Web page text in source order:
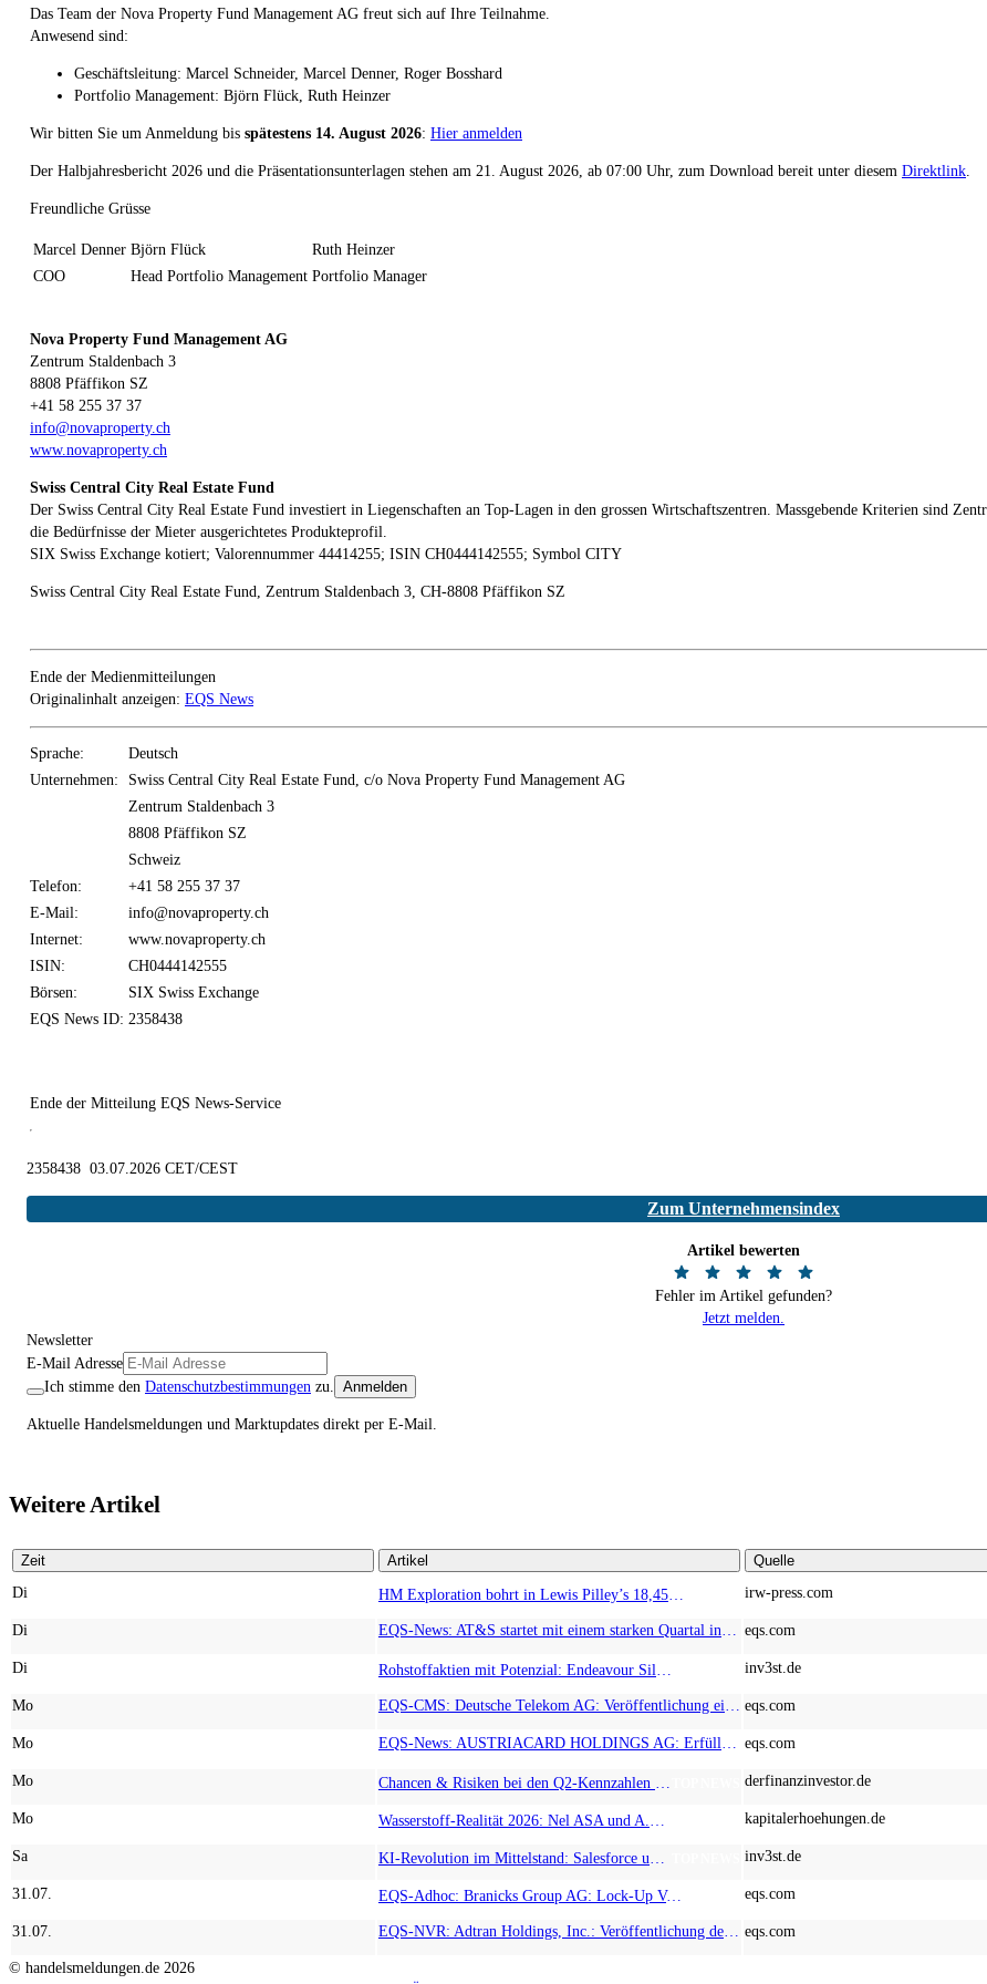
Das Team der Nova Property Fund Management AG freut sich auf Ihre Teilnahme.
Anwesend sind:
Geschäftsleitung: Marcel Schneider, Marcel Denner, Roger Bosshard
Portfolio Management: Björn Flück, Ruth Heinzer
Wir bitten Sie um Anmeldung bis spätestens 14. August 2026: Hier anmelden
Der Halbjahresbericht 2026 und die Präsentationsunterlagen stehen am 21. August 2026, ab 07:00 Uhr, zum Download bereit unter diesem Direktlink
Freundliche Grüsse
Marcel Denner Björn Flück
Ruth Heinzer
COO
Head Portfolio Management Portfolio Manager
Nova Property Fund Management AG
Zentrum Staldenbach 3
8808 Pfäffikon SZ
+41 58 255 37 37
info@novaproperty.ch
www.novaproperty.ch
Swiss Central City Real Estate Fund
Der Swiss Central City Real Estate Fund investiert in Liegenschaften an Top-Lagen in den grossen Wirtschaftszentren. Massgebende Kriterien sind
die Bedürfnisse der Mieter ausgerichtetes Produkteprofil.
SIX Swiss Exchange kotiert; Valorennummer 44414255; ISIN CH0444142555; Symbol CITY
Swiss Central City Real Estate Fund, Zentrum Staldenbach 3, CH-8808 Pfäffikon SZ
Ende der Medienmitteilungen
Originalinhalt anzeigen: EQS News
Sprache:
Deutsch
Unternehmen:
Swiss Central City Real Estate Fund, c/o Nova Property Fund Management AG
Zentrum Staldenbach 3
8808 Pfäffikon SZ
Schweiz
Telefon:
+41 58 255 37 37
E-Mail:
info@novaproperty.ch
Internet:
www.novaproperty.ch
ISIN:
CH0444142555
Börsen:
SIX Swiss Exchange
EQS News ID: 2358438
Ende der Mitteilung EQS News-Service
2358438 03.07.2026 CET/CEST
Zum Unternehmensindex
Artikel bewerten
Fehler im Artikel gefunden?
Jetzt melden.
Newsletter
E-Mail Adresse
Ich stimme den Datenschutzbestimmungen zu. Anmelden
Aktuelle Handelsmeldungen und Marktupdates direkt per E-Mail.
Weitere Artikel
Zeit Artikel Quelle
Di
irw-press.com
Di eqs.com
Di inv3st.de
Mo eqs.com
Mo eqs.com
Mo derfinanzinvestor.de
Mo kapitalerhoehungen.de
Sa inv3st.de
31.07. EQS-Adhoc: Branicks Group AG: Lock-Up Vereinbarungen über die Restrukturierung der Anleihe und der Schuldscheindarlehen vollumfänglich wirksam geworden eqs.com
31.07. eqs.com
© handelsmeldungen.de 2026